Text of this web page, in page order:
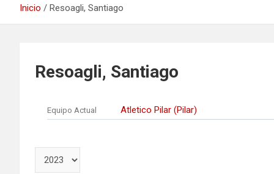
Inicio Resoagli, Santiago
Resoagli, Santiago
Equipo Actual Atletico Pilar (Pilar)